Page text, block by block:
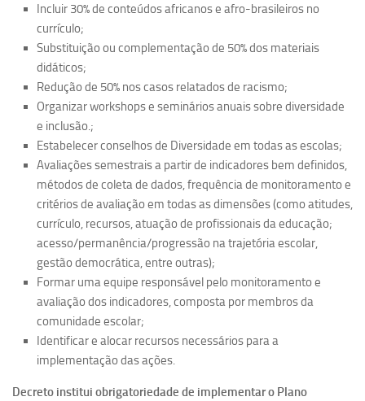
Incluir 30% de conteúdos africanos e afro-brasileiros no
currículo;
Substituição ou complementação de 50% dos materiais
didáticos;
Redução de 50% nos casos relatados de racismo;
Organizar workshops e seminários anuais sobre diversidade
e inclusão.;
Estabelecer conselhos de Diversidade em todas as escolas;
Avaliações semestrais a partir de indicadores bem definidos,
métodos de coleta de dados, frequência de monitoramento e
critérios de avaliação em todas as dimensões (como atitudes,
currículo, recursos, atuação de profissionais da educação;
acesso/permanência/progressão na trajetória escolar,
gestão democrática, entre outras);
Formar uma equipe responsável pelo monitoramento e
avaliação dos indicadores, composta por membros da
comunidade escolar;
Identificar e alocar recursos necessários para a
implementação das ações.
Decreto institui obrigatoriedade de implementar o Plano